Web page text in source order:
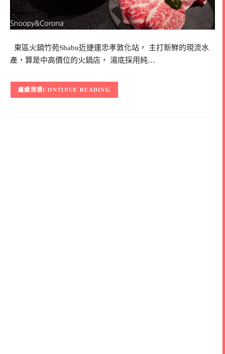
東區火鍋竹苑Shabu近捷運忠孝敦化站， 主打新鮮的現流水
產，算是中高價位的火鍋店， 湯底採用純…
CONTINUE READING